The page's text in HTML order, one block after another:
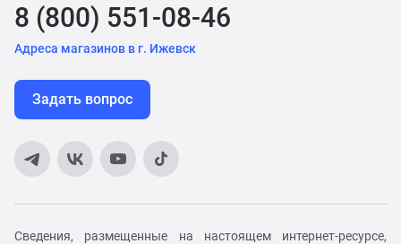
8 (800) 551-08-46
Адреса магазинов в г. Ижевск
Задать вопрос
Сведения, размещенные на настоящем интернет-ресурсе,